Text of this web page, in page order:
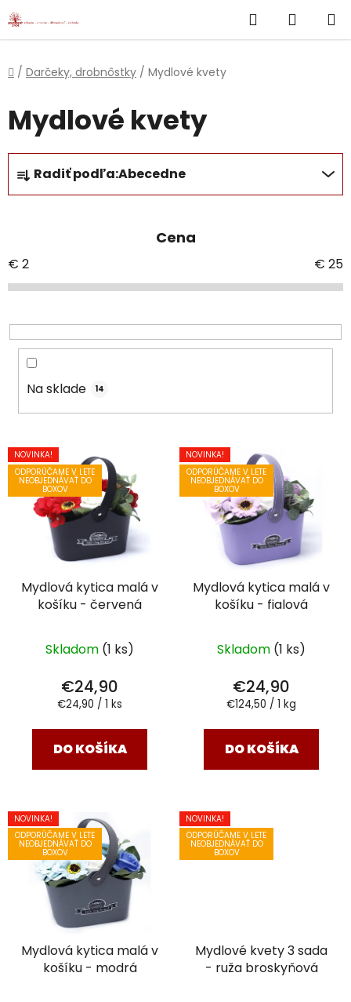
Prejsť
na
Hľadať
KOŠÍK
Domov
/ Darčeky, drobnôstky / Mydlové kvety
Mydlové kvety
R
a
d
i
e
r
o
o
v
Radiť podľa:Abecedne
Cena
€ 2 € 25
Na sklade 14
V
ý
NOVINKA!
ODPORÚČAME V LETE
NEOBJEDNÁVAŤ DO
BOXOV
Mydlová kytica malá v
košíku - červená
Skladom (1 ks)
€24,90
Jednotková
€24,90 / 1 ks
DO KOŠÍKA
NOVINKA!
ODPORÚČAME V LETE
NEOBJEDNÁVAŤ DO
BOXOV
Mydlová kytica malá v
košíku - fialová
Skladom (1 ks)
€24,90
Jednotková
€124,50 / 1 kg
DO KOŠÍKA
NOVINKA!
ODPORÚČAME V LETE
NEOBJEDNÁVAŤ DO
BOXOV
Mydlová kytica malá v
košíku - modrá
NOVINKA!
ODPORÚČAME V LETE
NEOBJEDNÁVAŤ DO
BOXOV
Mydlové kvety 3 sada
- ruža broskyňová